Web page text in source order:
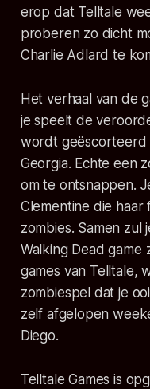
erop dat Telltale
proberen zo dicht
Charlie Adlard te
Het verhaal van de
je speelt de
wordt geëscorteerd
Georgia. Echte een
om te ontsnappen.
Clementine die haar
zombies. Samen zul
Walking Dead game
games van Telltale,
zombiespel dat je
zelf afgelopen
Diego.
Telltale Games is